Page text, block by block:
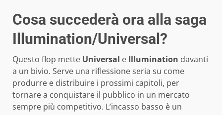
Cosa succederà ora alla saga
Illumination/Universal?
Questo flop mette Universal e Illumination davanti
a un bivio. Serve una riflessione seria su come
produrre e distribuire i prossimi capitoli, per
tornare a conquistare il pubblico in un mercato
sempre più competitivo. L’incasso basso è un